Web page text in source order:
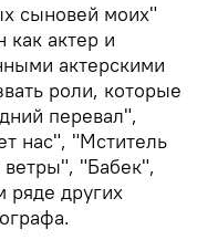
сыновей моих"
актер и
актерскими
роли, которые
перевал",
нас", "Мститель
ветры", "Бабек",
ряде других